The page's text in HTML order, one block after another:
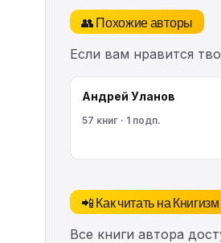
👥 Похожие авторы
Если вам нравится
Андрей Уланов
57 книг · 1 подп.
📲 Как читать на Книгизм
Все книги автора